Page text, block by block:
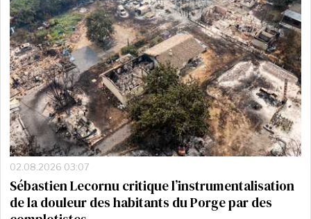
02.08.2026 03:07
Sébastien Lecornu critique l’instrumentalisation
de la douleur des habitants du Porge par des